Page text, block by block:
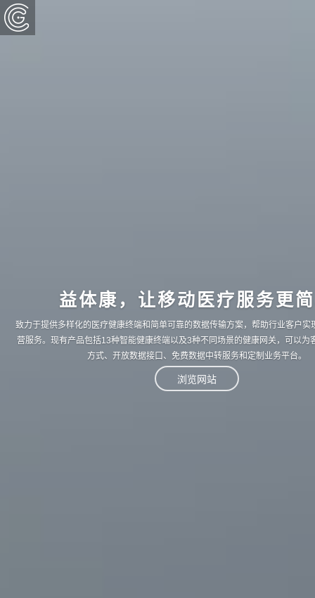
益体康，让移动医疗服务更
致力于提供多样化的医疗健康终端和简单可靠的数据传输方案，帮助行业客户实
营服务。现有产品包括13种智能健康终端以及3种不同场景的健康网关，可以为
方式、开放数据接口、免费数据中转服务和定制业务平台。
浏览网站